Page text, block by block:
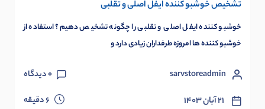
تشخیص خوشبو کننده ایفل اصلی و تقلبی
خوشبو کننده ایفل اصلی و تقلبی را چگونه تشخیص دهیم؟ استفاده از
خوشبو کننده ها امروزه طرفداران زیادی دارد و
sarvstoreadmin
0دیدگاه
۲۱ آبان ۱۴۰۳ 6دقیقه